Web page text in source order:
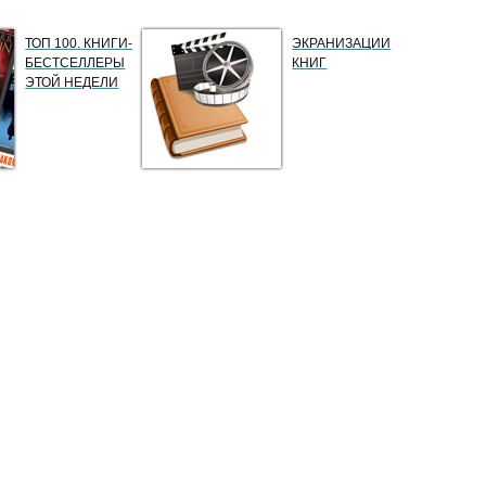
ТОП 100. КНИГИ-
БЕСТСЕЛЛЕРЫ
ЭТОЙ НЕДЕЛИ
ЭКРАНИЗАЦИИ
КНИГ